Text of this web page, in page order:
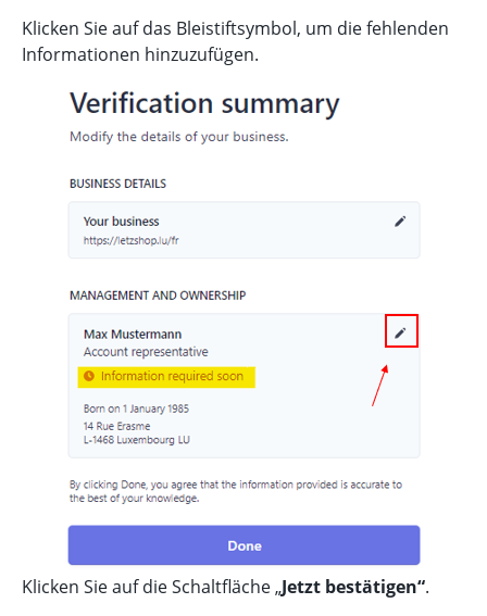
Klicken Sie auf das Bleistiftsymbol, um die fehlenden
Informationen hinzuzufügen.
Klicken Sie auf die Schaltfläche „Jetzt bestätigen“.